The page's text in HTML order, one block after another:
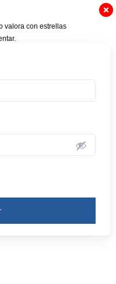
valora con estrellas